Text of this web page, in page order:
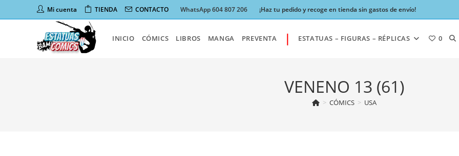
al
Mi cuenta TIENDA CONTACTO WhatsApp 604 807 206 ¡Haz tu pedido y recoge en tienda sin gastos de envío!
INICIO CÓMICS LIBROS MANGA PREVENTA | ESTATUAS – FIGURAS – RÉPLICAS 0
VENENO 13 (61)
> CÓMICS > USA